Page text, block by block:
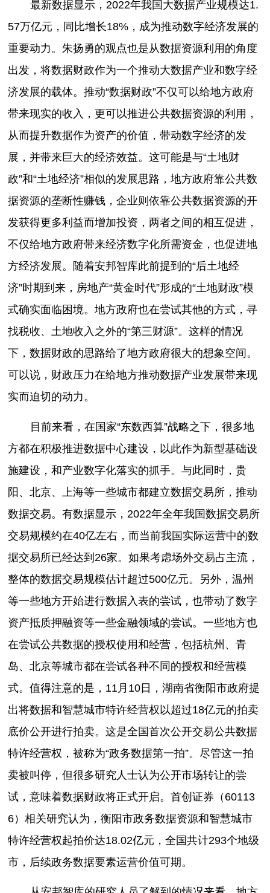
最新数据显示，2022年我国大数据产业规模达1.
57万亿元，同比增长18%，成为推动数字经济发展的
重要动力。朱扬勇的观点也是从数据资源利用的角度
出发，将数据财政作为一个推动大数据产业和数字经
济发展的载体。推动“数据财政”不仅可以给地方政府
带来现实的收入，更可以推进公共数据资源的利用，
从而提升数据作为资产的价值，带动数字经济的发
展，并带来巨大的经济效益。这可能是与“土地财
政”和“土地经济”相似的发展思路，地方政府靠公共数
据资源的垄断性赚钱，企业则依靠公共数据资源的开
发获得更多利益而增加投资，两者之间的相互促进，
不仅给地方政府带来经济数字化所需资金，也促进地
方经济发展。随着安邦智库此前提到的“后土地经
济”时期到来，房地产“黄金时代”形成的“土地财政”模
式确实面临困境。地方政府也在尝试其他的方式，寻
找税收、土地收入之外的“第三财源”。这样的情况
下，数据财政的思路给了地方政府很大的想象空间。
可以说，财政压力在给地方推动数据产业发展带来现
实而迫切的动力。
目前来看，在国家“东数西算”战略之下，很多地
方都在积极推进数据中心建设，以此作为新型基础设
施建设，和产业数字化落实的抓手。与此同时，贵
阳、北京、上海等一些城市都建立数据交易所，推动
数据交易。有数据显示，2022年全年我国数据交易所
交易规模约在40亿左右，而当前我国实际运营中的数
据交易所已经达到26家。如果考虑场外交易占主流，
整体的数据交易规模估计超过500亿元。另外，温州
等一些地方开始进行数据入表的尝试，也带动了数字
资产抵质押融资等一些金融领域的尝试。一些地方也
在尝试公共数据的授权使用和经营，包括杭州、青
岛、北京等城市都在尝试各种不同的授权和经营模
式。值得注意的是，11月10日，湖南省衡阳市政府提
出将数据和智慧城市特许经营权以超过18亿元的拍卖
底价公开进行拍卖。这是全国首次公开交易公共数据
特许经营权，被称为“政务数据第一拍”。尽管这一拍
卖被叫停，但很多研究人士认为公开市场转让的尝
试，意味着数据财政将正式开启。首创证券（60113
6）相关研究认为，衡阳市政务数据资源和智慧城市
特许经营权起拍价达18.02亿元，全国共计293个地级
市，后续政务数据要素运营价值可期。